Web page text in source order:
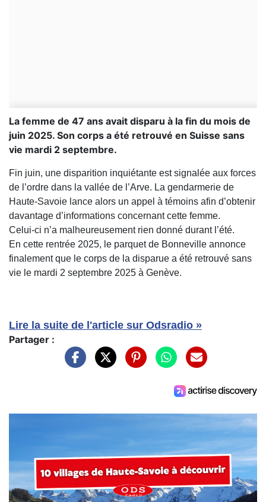
La femme de 47 ans avait disparu à la fin du mois de
juin 2025. Son corps a été retrouvé en Suisse sans
vie mardi 2 septembre.
Fin juin, une disparition inquiétante est signalée aux forces
de l’ordre dans la vallée de l’Arve. La gendarmerie de
Haute-Savoie lance alors un appel à témoins afin d’obtenir
davantage d’informations concernant cette femme.
Celui-ci n’a malheureusement rien donné durant l’été.
En cette rentrée 2025, le parquet de Bonneville annonce
finalement que le corps de la disparue a été retrouvé sans
vie le mardi 2 septembre 2025 à Genève.
Lire la suite de l'article sur Odsradio »
Partager :